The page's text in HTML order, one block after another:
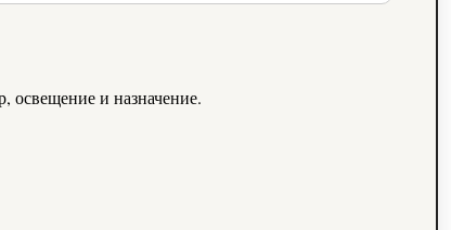
освещение и назначение.